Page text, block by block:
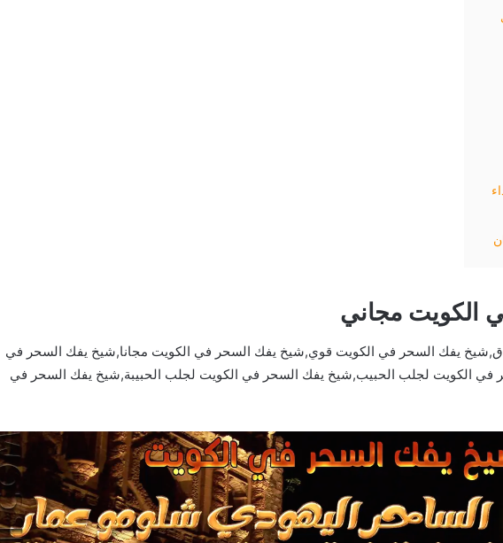
الكويت مجاني
يفك السحر في الكويت قوي,شيخ يفك السحر في الكويت مجانا,شيخ يفك السحر في
في الكويت لجلب الحبيب,شيخ يفك السحر في الكويت لجلب الحبيبة,شيخ يفك السحر في